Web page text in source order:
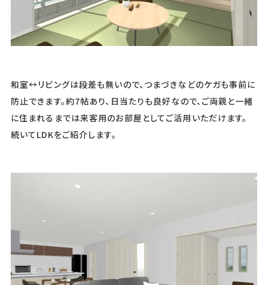
和室↔リビングは段差も無いので、つまづきなどのケガも事前に
防止できます。約7帖あり、日当たりも良好なので、ご両親と一緒
に住まれるまでは来客用のお部屋としてご活用いただけます。
続いてLDKをご紹介します。